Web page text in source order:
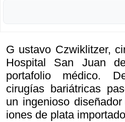
G ustavo Czwiklitzer,
Hospital San Juan
portafolio médico.
cirugías bariátricas
un ingenioso
iones de plata